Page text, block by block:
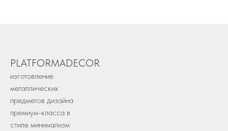
PLATFORMADECOR
изготовление
металлических
предметов дизайна
премиум-класса в
стиле минимализм